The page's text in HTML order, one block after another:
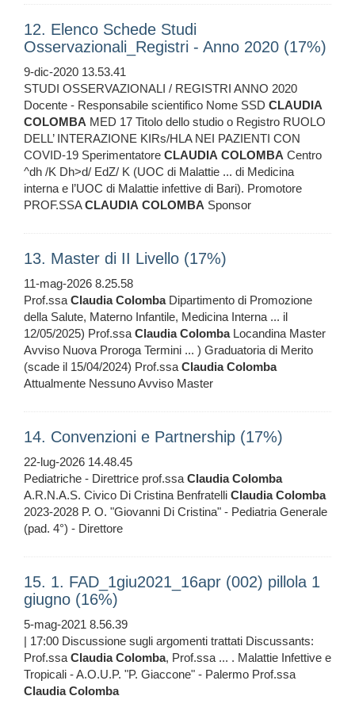
12. Elenco Schede Studi
Osservazionali_Registri - Anno 2020 (17%)
9-dic-2020 13.53.41
STUDI OSSERVAZIONALI / REGISTRI ANNO 2020
Docente - Responsabile scientifico Nome SSD CLAUDIA
COLOMBA MED 17 Titolo dello studio o Registro RUOLO
DELL’ INTERAZIONE KIRs/HLA NEI PAZIENTI CON
COVID-19 Sperimentatore CLAUDIA COLOMBA Centro
^dh /K Dh>d/ EdZ/ K (UOC di Malattie ... di Medicina
interna e l’UOC di Malattie infettive di Bari). Promotore
PROF.SSACLAUDIA COLOMBA Sponsor
13. Master di II Livello (17%)
11-mag-2026 8.25.58
Prof.ssaClaudia ColombaDipartimento di Promozione
della Salute, Materno Infantile, Medicina Interna ... il
12/05/2025) Prof.ssaClaudia ColombaLocandina Master
Avviso Nuova Proroga Termini ... ) Graduatoria di Merito
(scade il 15/04/2024) Prof.ssaClaudia Colomba
Attualmente Nessuno Avviso Master
14. Convenzioni e Partnership (17%)
22-lug-2026 14.48.45
Pediatriche - Direttrice prof.ssaClaudia Colomba
A.R.N.A.S. Civico Di Cristina Benfratelli Claudia Colomba
2023-2028 P. O. "Giovanni Di Cristina" - Pediatria Generale
(pad. 4°) - Direttore
15. 1. FAD_1giu2021_16apr (002) pillola 1
giugno (16%)
5-mag-2021 8.56.39
| 17:00 Discussione sugli argomenti trattati Discussants:
Prof.ssaClaudia Colomba, Prof.ssa ... . Malattie Infettive e
Tropicali - A.O.U.P. "P. Giaccone" - Palermo Prof.ssa
Claudia Colomba